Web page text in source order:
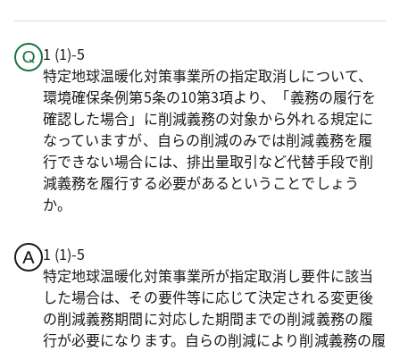
1 (1)-5
特定地球温暖化対策事業所の指定取消しについて、
環境確保条例第5条の10第3項より、「義務の履行を
確認した場合」に削減義務の対象から外れる規定に
なっていますが、自らの削減のみでは削減義務を履
行できない場合には、排出量取引など代替手段で削
減義務を履行する必要があるということでしょう
か。
1 (1)-5
特定地球温暖化対策事業所が指定取消し要件に該当
した場合は、その要件等に応じて決定される変更後
の削減義務期間に対応した期間までの削減義務の履
行が必要になります。自らの削減により削減義務の履